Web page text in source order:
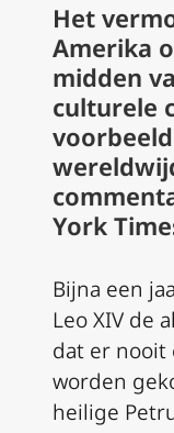
Het
Amerika
midden
culturele
York
Bijna een
Leo XIV de
dat er nooit
worden
heilige